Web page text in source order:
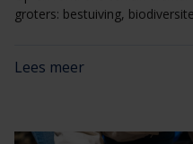
groters: bestuiving,
Lees meer